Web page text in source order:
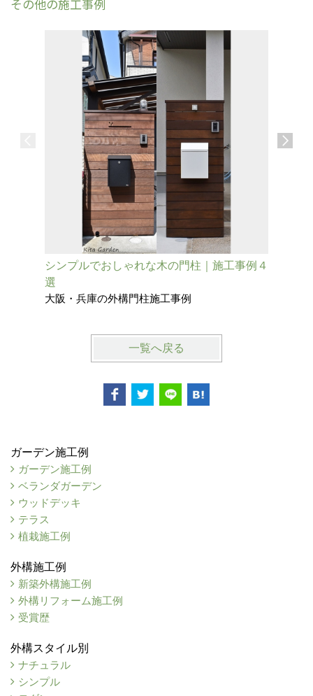
その他の施工事例
シンプルでおしゃれな木の門柱｜施工事例４
選
大阪・兵庫の外構門柱施工事例
一覧へ戻る
ガーデン施工例
ガーデン施工例
ベランダガーデン
ウッドデッキ
テラス
植栽施工例
外構施工例
新築外構施工例
外構リフォーム施工例
受賞歴
外構スタイル別
ナチュラル
シンプル